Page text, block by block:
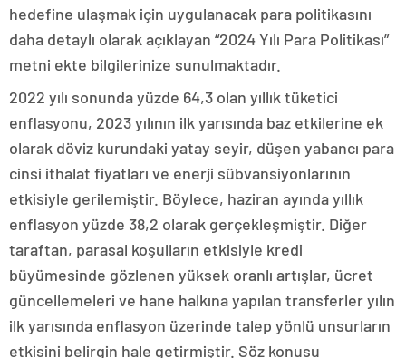
hedefine ulaşmak için uygulanacak para politikasını
daha detaylı olarak açıklayan “2024 Yılı Para Politikası”
metni ekte bilgilerinize sunulmaktadır.
2022 yılı sonunda yüzde 64,3 olan yıllık tüketici
enflasyonu, 2023 yılının ilk yarısında baz etkilerine ek
olarak döviz kurundaki yatay seyir, düşen yabancı para
cinsi ithalat fiyatları ve enerji sübvansiyonlarının
etkisiyle gerilemiştir. Böylece, haziran ayında yıllık
enflasyon yüzde 38,2 olarak gerçekleşmiştir. Diğer
taraftan, parasal koşulların etkisiyle kredi
büyümesinde gözlenen yüksek oranlı artışlar, ücret
güncellemeleri ve hane halkına yapılan transferler yılın
ilk yarısında enflasyon üzerinde talep yönlü unsurların
etkisini belirgin hale getirmiştir. Söz konusu